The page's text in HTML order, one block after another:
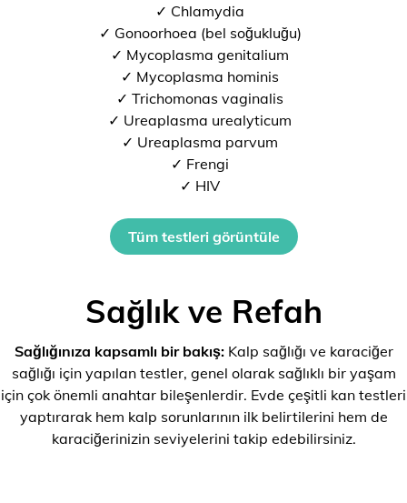
✓ Chlamydia
✓ Gonoorhoea (bel soğukluğu)
✓ Mycoplasma genitalium
✓ Mycoplasma hominis
✓ Trichomonas vaginalis
✓ Ureaplasma urealyticum
✓ Ureaplasma parvum
✓ Frengi
✓ HIV
Tüm testleri görüntüle
Sağlık ve Refah
Sağlığınıza kapsamlı bir bakış:Kalp sağlığı ve karaciğer
sağlığı için yapılan testler, genel olarak sağlıklı bir yaşam
için çok önemli anahtar bileşenlerdir. Evde çeşitli kan testleri
yaptırarak hem kalp sorunlarının ilk belirtilerini hem de
karaciğerinizin seviyelerini takip edebilirsiniz.